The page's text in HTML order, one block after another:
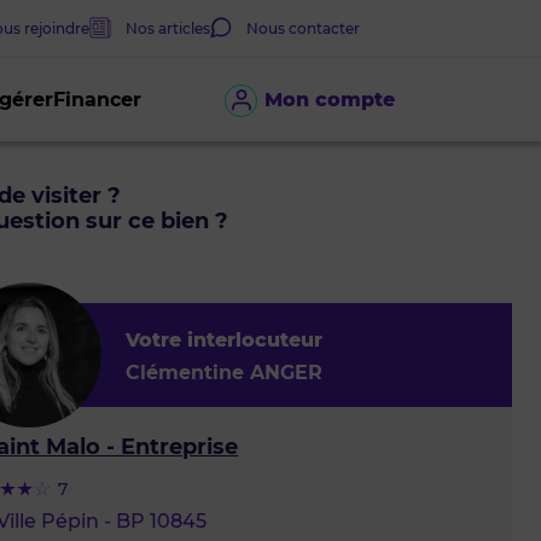
Mon compte
Financer
rejoindre Nos articles Nous contacter
visiter ?
sur ce bien ?
Votre interlocuteur
Clémentine ANGER
Malo - Entreprise
7
Pépin - BP 10845